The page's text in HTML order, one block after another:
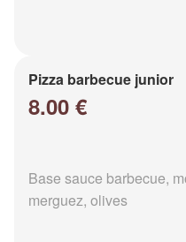
Pizza barbecue junior
8.00 €
Base sauce barbecue,
merguez, olives